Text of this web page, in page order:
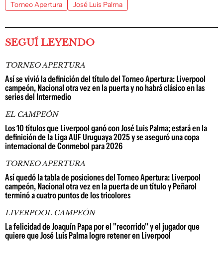
Torneo Apertura José Luis Palma
SEGUÍ LEYENDO
TORNEO APERTURA
Así se vivió la definición del título del Torneo Apertura: Liverpool
campeón, Nacional otra vez en la puerta y no habrá clásico en las
series del Intermedio
EL CAMPEÓN
Los 10 títulos que Liverpool ganó con José Luis Palma; estará en la
definición de la Liga AUF Uruguaya 2025 y se aseguró una copa
internacional de Conmebol para 2026
TORNEO APERTURA
Así quedó la tabla de posiciones del Torneo Apertura: Liverpool
campeón, Nacional otra vez en la puerta de un título y Peñarol
terminó a cuatro puntos de los tricolores
LIVERPOOL CAMPEÓN
La felicidad de Joaquín Papa por el "recorrido" y el jugador que
quiere que José Luis Palma logre retener en Liverpool